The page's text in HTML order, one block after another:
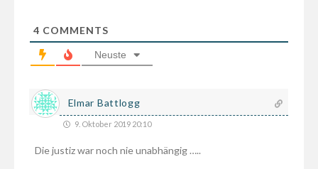
4 COMMENTS
Neuste
Elmar Battlogg
9. Oktober 2019 20:10
Die justiz war noch nie unabhängig …..